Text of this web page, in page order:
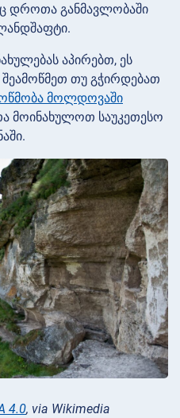
დროთა განმავლობაში
აპირებთ, ეს
თუ გჭირდებათ
მოლდოვაში
მოინახულოთ საუკეთესო
4.0, via Wikimedia